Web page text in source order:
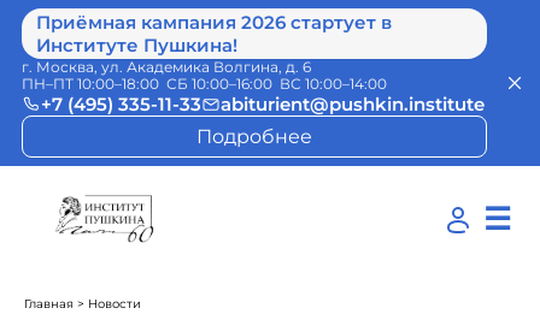
Приёмная кампания 2026 стартует в
Институте Пушкина!
г. Москва, ул. Академика Волгина, д. 6
ПН–ПТ 10:00–18:00 СБ 10:00–16:00 ВС 10:00–14:00
+7 (495) 335-11-33
abiturient@pushkin.institute
Подробнее
☰
Главная > Новости